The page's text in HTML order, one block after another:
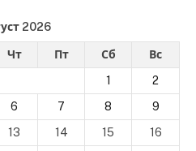
2026
Чт Пт Сб
Вс
1
2
6 7 8
9
13 14 15
16